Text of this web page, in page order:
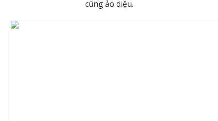
cùng ảo diệu.